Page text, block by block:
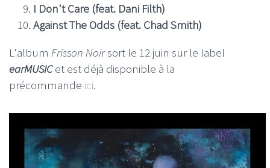
I Don't Care (feat. Dani Filth)
Against The Odds (feat. Chad Smith)
L'album Frisson Noirsort le 12 juin sur le label
earMUSIC et est déjà disponible à la
précommande ici.